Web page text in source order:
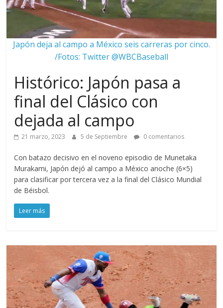
Japón deja al campo a México seis carreras por cinco.
/Fotos: Twitter @WBCBaseball
Histórico: Japón pasa a
final del Clásico con
dejada al campo
21 marzo, 2023 5 de Septiembre 0 comentarios
Con batazo decisivo en el noveno episodio de Munetaka
Murakami, Japón dejó al campo a México anoche (6×5)
para clasificar por tercera vez a la final del Clásico Mundial
de Béisbol.
Leer más